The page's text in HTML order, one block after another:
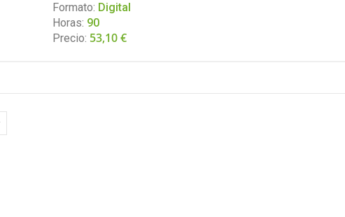
Formato: Digital
Horas: 90
Precio: 53,10€